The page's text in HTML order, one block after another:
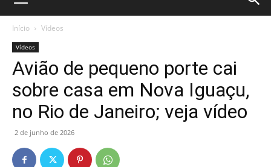
Início Vídeos
Vídeos
Avião de pequeno porte cai
sobre casa em Nova Iguaçu,
no Rio de Janeiro; veja vídeo
2 de junho de 2026